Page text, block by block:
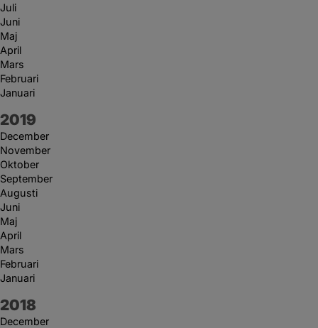
Juli
Juni
Maj
April
Mars
Februari
Januari
År:
2019
December
November
Oktober
September
Augusti
Juni
Maj
April
Mars
Februari
Januari
År:
2018
December